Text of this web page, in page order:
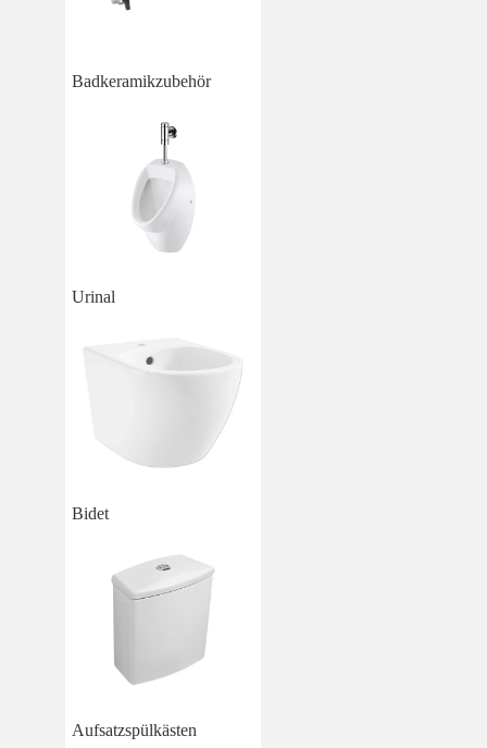
Badkeramikzubehör
Urinal
Bidet
Aufsatzspülkästen